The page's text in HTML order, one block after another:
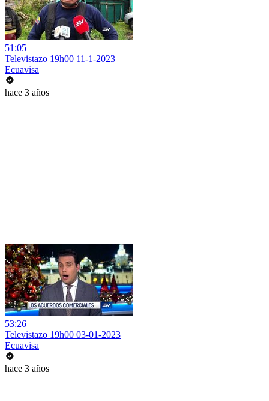
51:05
Televistazo 19h00 11-1-2023
Ecuavisa
hace 3 años
53:26
Televistazo 19h00 03-01-2023
Ecuavisa
hace 3 años